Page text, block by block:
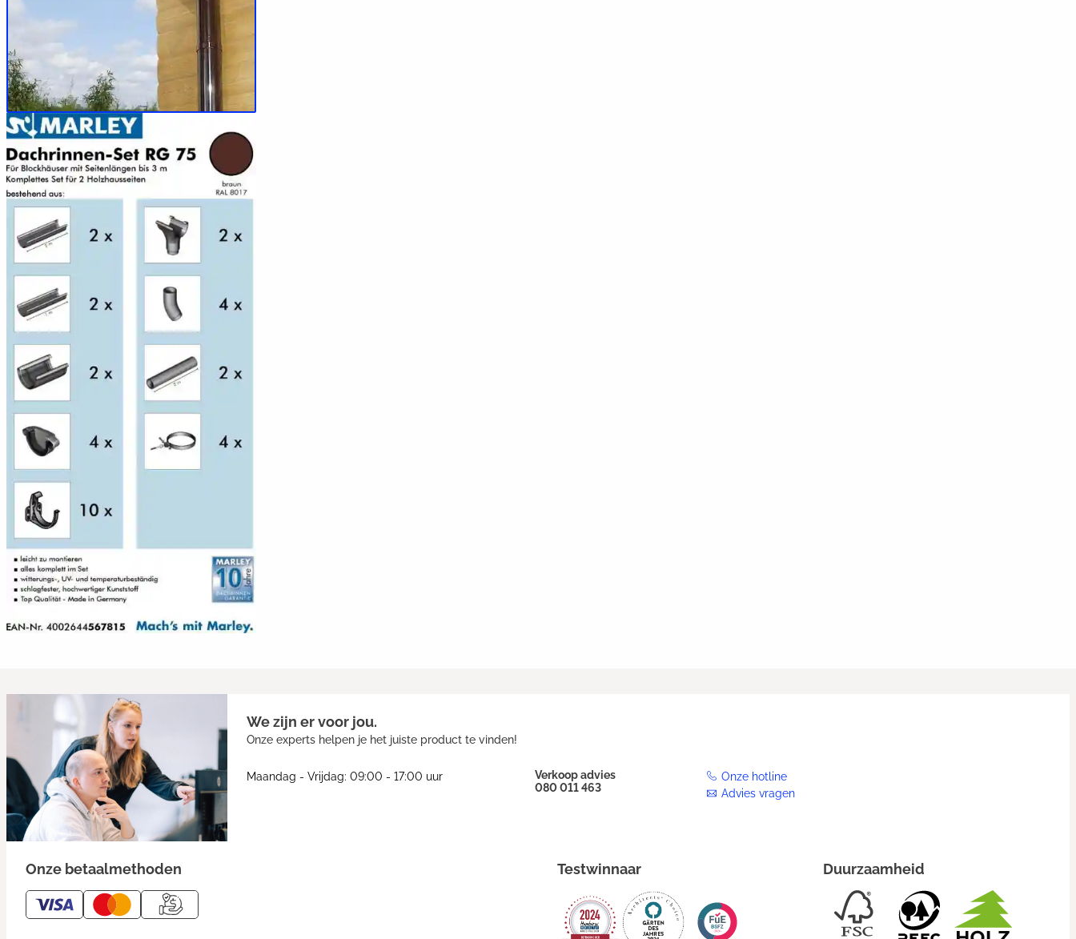
We zijn er voor jou.
Onze experts helpen je het juiste product te vinden!
Maandag - Vrijdag: 09:00 - 17:00 uur
Verkoop advies
080 011 463
Onze hotline
Advies vragen
Onze betaalmethoden Testwinnaar Duurzaamheid